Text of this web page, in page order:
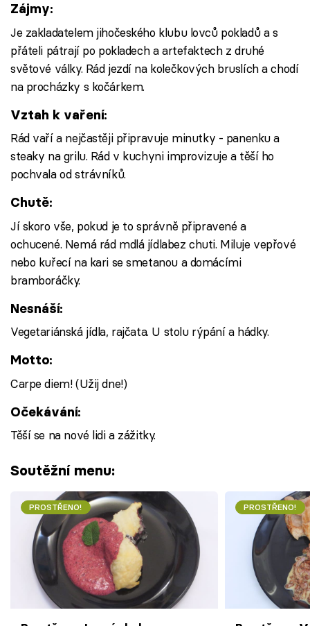
Zájmy:
Je zakladatelem jihočeského klubu lovců pokladů a s
přáteli pátrají po pokladech a artefaktech z druhé
světové války. Rád jezdí na kolečkových bruslích a chodí
na procházky s kočárkem.
Vztah k vaření:
Rád vaří a nejčastěji připravuje minutky - panenku a
steaky na grilu. Rád v kuchyni improvizuje a těší ho
pochvala od strávníků.
Chutě:
Jí skoro vše, pokud je to správně připravené a
ochucené. Nemá rád mdlá jídlabez chuti. Miluje vepřové
nebo kuřecí na kari se smetanou a domácími
bramboráčky.
Nesnáší:
Vegetariánská jídla, rajčata. U stolu rýpání a hádky.
Motto:
Carpe diem! (Užij dne!)
Očekávání:
Těší se na nové lidi a zážitky.
Soutěžní menu:
PROSTŘENO! PROSTŘENO!